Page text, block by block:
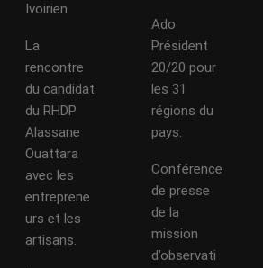
Ivoirien
La
rencontre
du candidat
du RHDP
Alassane
Ouattara
avec les
entreprene
urs et les
artisans.
Ado
Président
20/20 pour
les 31
régions du
pays.
Conférence
de presse
de la
mission
d’observati